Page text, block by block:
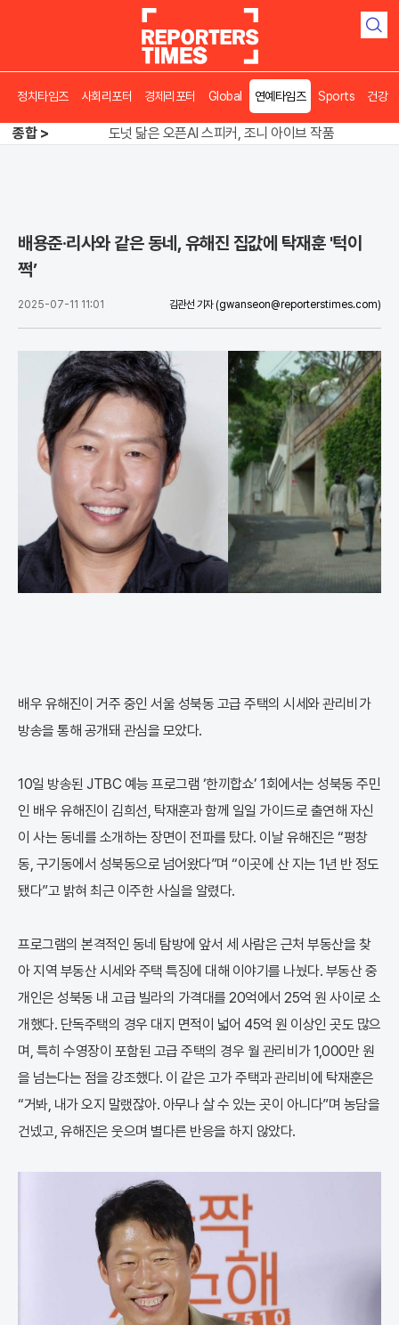
검
정치타임즈 사회리포터 경제리포터 Global 연예타임즈 Sports 건강
종합 >
송영길 인천서 반전 노려, 2주차 경선 요동
도넛 닮은 오픈AI 스피커, 조니 아이브 작품
아파트 방에서 들린 쉭쉭 소리‥코브라였다
배용준·리사와 같은 동네, 유해진 집값에 탁재훈 '턱이
쩍’
2025-07-11 11:01 김관선 기자 (gwanseon@reporterstimes.com)
배우 유해진이 거주 중인 서울 성북동 고급 주택의 시세와 관리비가
방송을 통해 공개돼 관심을 모았다.
10일 방송된 JTBC 예능 프로그램 ‘한끼합쇼’ 1회에서는 성북동 주민
인 배우 유해진이 김희선, 탁재훈과 함께 일일 가이드로 출연해 자신
이 사는 동네를 소개하는 장면이 전파를 탔다. 이날 유해진은 “평창
동, 구기동에서 성북동으로 넘어왔다”며 “이곳에 산 지는 1년 반 정도
됐다”고 밝혀 최근 이주한 사실을 알렸다.
프로그램의 본격적인 동네 탐방에 앞서 세 사람은 근처 부동산을 찾
아 지역 부동산 시세와 주택 특징에 대해 이야기를 나눴다. 부동산 중
개인은 성북동 내 고급 빌라의 가격대를 20억에서 25억 원 사이로 소
개했다. 단독주택의 경우 대지 면적이 넓어 45억 원 이상인 곳도 많으
며, 특히 수영장이 포함된 고급 주택의 경우 월 관리비가 1,000만 원
을 넘는다는 점을 강조했다. 이 같은 고가 주택과 관리비에 탁재훈은
“거봐, 내가 오지 말랬잖아. 아무나 살 수 있는 곳이 아니다”며 농담을
건넸고, 유해진은 웃으며 별다른 반응을 하지 않았다.